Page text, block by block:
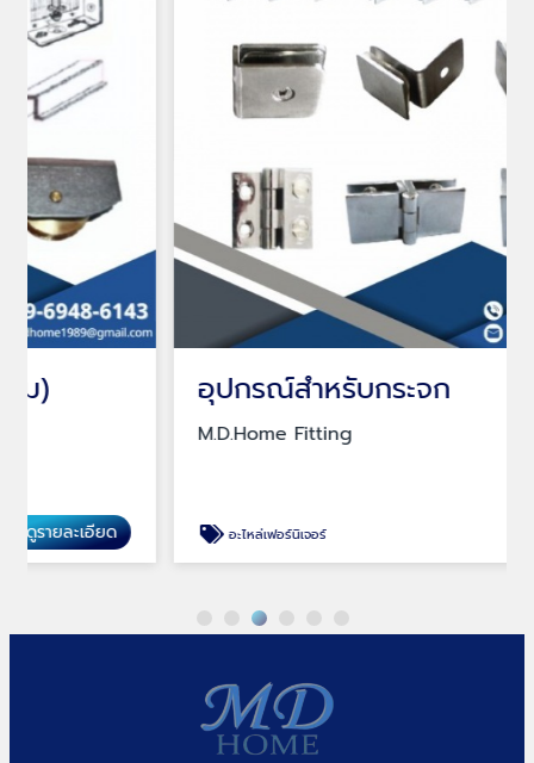
อุปกรณ์สำหรับกระจก
M.D.Home Fitting
อะไหล่เฟอร์นิเจอร์